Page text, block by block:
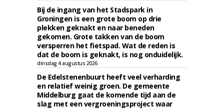
Bij de ingang van het Stadspark in
Groningen is een grote boom op drie
plekken geknakt en naar beneden
gekomen. Grote takken van de boom
versperren het fietspad. Wat de reden is
dat de boom is geknakt, is nog onduidelijk.
dinsdag 4 augustus 2026
De Edelstenenbuurt heeft veel verharding
en relatief weinig groen. De gemeente
Middelburg gaat de komende tijd aan de
slag met een vergroeningsproject waar